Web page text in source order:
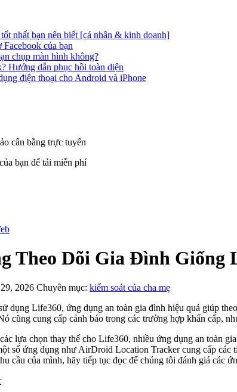
nhất bạn nên biết [cá nhân & kinh doanh]
của bạn
chụp màn hình không?
Hướng dẫn phục hồi toàn diện
điện thoại cho Android và iPhone
cân bằng trực tuyến
bạn để tải miễn phí
Theo Dõi Gia Đình Giống
2026 Chuyên mục: kiểm soát của cha mẹ
dụng Life360, ứng dụng an toàn gia đình hiệu quả giúp
cũng cung cấp cảnh báo trong các trường hợp khẩn cấp,
lựa chọn thay thế cho Life360, nhiều ứng dụng an toàn
số ứng dụng như AirDroid Location Tracker cung cấp
cầu của mình, hãy tiếp tục đọc để chúng tôi đánh giá các